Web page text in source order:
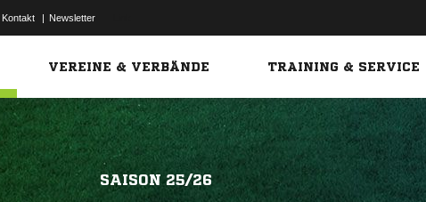
Kontakt | Newsletter
VEREINE & VERBÄNDE TRAINING & SERVICE
SAISON 25/26